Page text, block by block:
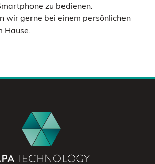
zu bedienen.
wir gerne bei einem persönlichen
Hause.